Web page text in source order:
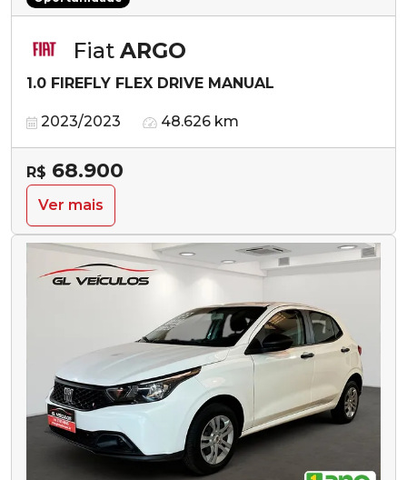
Fiat ARGO
1.0 FIREFLY FLEX DRIVE MANUAL
2023/2023 48.626 km
R$ 68.900
Ver mais